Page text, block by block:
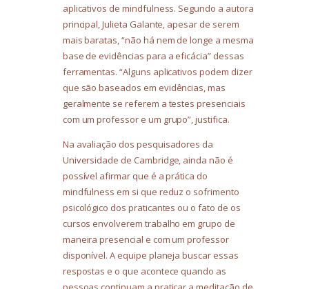
aplicativos de mindfulness. Segundo a autora
principal, Julieta Galante, apesar de serem
mais baratas, “não há nem de longe a mesma
base de evidências para a eficácia” dessas
ferramentas. “Alguns aplicativos podem dizer
que são baseados em evidências, mas
geralmente se referem a testes presenciais
com um professor e um grupo”, justifica.
Na avaliação dos pesquisadores da
Universidade de Cambridge, ainda não é
possível afirmar que é a prática do
mindfulness em si que reduz o sofrimento
psicológico dos praticantes ou o fato de os
cursos envolverem trabalho em grupo de
maneira presencial e com um professor
disponível. A equipe planeja buscar essas
respostas e o que acontece quando as